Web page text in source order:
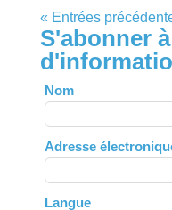
« Entrées
S'abonner
Leave
this
field
blank
Nom
Adresse
Langue